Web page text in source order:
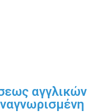
αγγλικών